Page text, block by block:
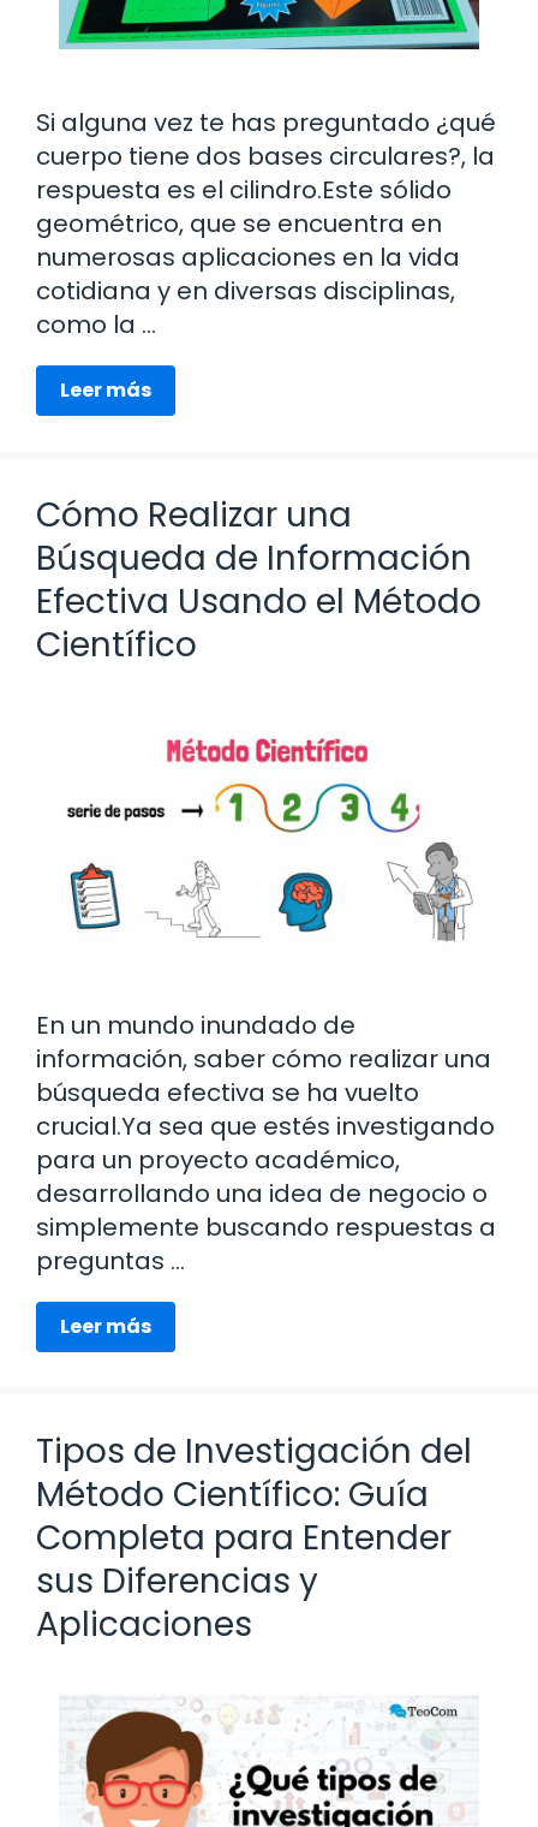
Si alguna vez te has preguntado ¿qué
cuerpo tiene dos bases circulares?, la
respuesta es el cilindro.Este sólido
geométrico, que se encuentra en
numerosas aplicaciones en la vida
cotidiana y en diversas disciplinas,
como la …
Leer más
Cómo Realizar una
Búsqueda de Información
Efectiva Usando el Método
Científico
En un mundo inundado de
información, saber cómo realizar una
búsqueda efectiva se ha vuelto
crucial.Ya sea que estés investigando
para un proyecto académico,
desarrollando una idea de negocio o
simplemente buscando respuestas a
preguntas …
Leer más
Tipos de Investigación del
Método Científico: Guía
Completa para Entender
sus Diferencias y
Aplicaciones